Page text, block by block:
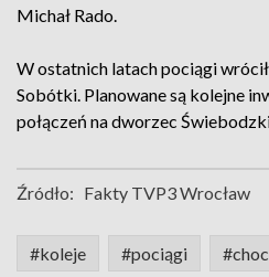
Michał Rado.
W ostatnich latach pociągi
Sobótki. Planowane są kolejne
połączeń na dworzec
Źródło: Fakty TVP3 Wrocław
#koleje #pociągi